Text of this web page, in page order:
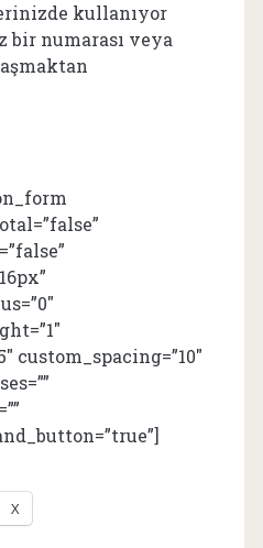
kullanıyor
bir numarası veya
custom_spacing=”10″
X